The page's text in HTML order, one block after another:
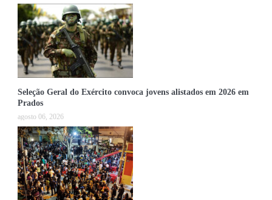
Seleção Geral do Exército convoca jovens alistados em 2026 em
Prados
agosto 06, 2026